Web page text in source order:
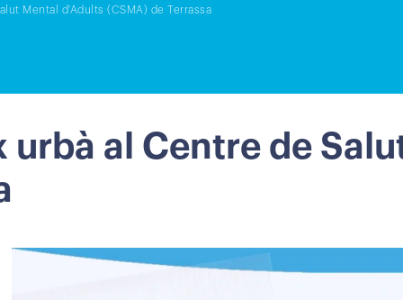
Mental d'Adults (CSMA) de Terrassa
al Centre de